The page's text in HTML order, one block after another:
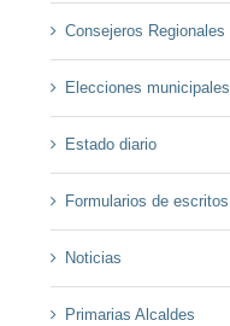
Consejeros Regionales
Elecciones municipales
Estado diario
Formularios de escritos
Noticias
Primarias Alcaldes